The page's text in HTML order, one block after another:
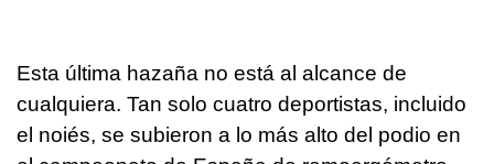
Esta última hazaña no está al alcance de
cualquiera. Tan solo cuatro deportistas, incluido
el noiés, se subieron a lo más alto del podio en